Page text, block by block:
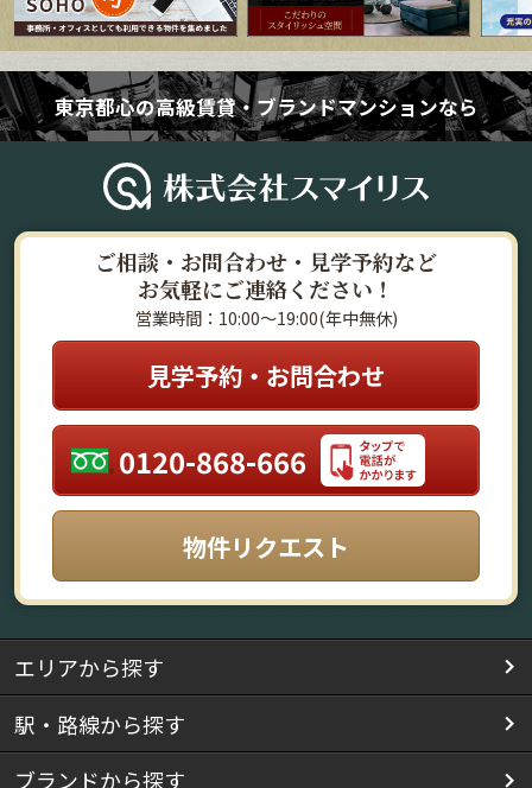
東京都心の高級賃貸・ブランドマンションなら
ご相談・お問合わせ・見学予約など
お気軽にご連絡ください！
営業時間：10:00～19:00(年中無休)
見学予約・お問合わせ
0120-868-666
物件リクエスト
エリアから探す
駅・路線から探す
ブランドから探す